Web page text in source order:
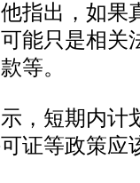
指出，如果
能只是相关
等。
短期内计
证等政策应